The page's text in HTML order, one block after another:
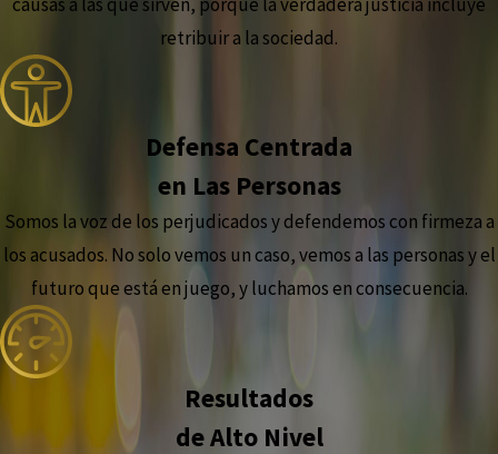
retribuir a la sociedad.
Defensa Centrada
en Las Personas
Somos la voz de los perjudicados y defendemos con firmeza a
los acusados. No solo vemos un caso, vemos a las personas y el
futuro que está en juego, y luchamos en consecuencia.
Resultados
de Alto Nivel